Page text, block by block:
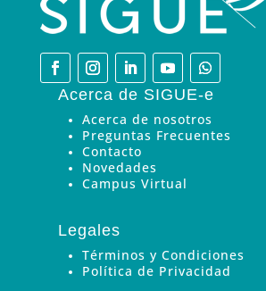
Acerca de SIGUE-e
Acerca de nosotros
Preguntas Frecuentes
Contacto
Novedades
Campus Virtual
Legales
Términos y Condiciones
Política de Privacidad